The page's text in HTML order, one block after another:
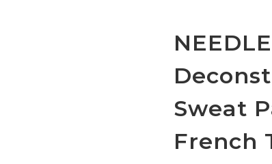
Sweat
French